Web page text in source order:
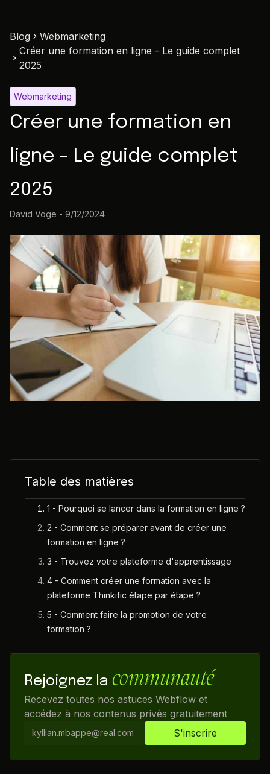
Webmarketing
Créer une formation en
ligne - Le guide complet
2025
David Voge - 9/12/2024
Blog
Webmarketing
Créer une formation en ligne - Le guide complet
2025
Table des matières
1 - Pourquoi se lancer dans la formation en ligne ?
2 - Comment se préparer avant de créer une
formation en ligne ?
3 - Trouvez votre plateforme d'apprentissage
4 - Comment créer une formation avec la
plateforme Thinkific étape par étape ?
5 - Comment faire la promotion de votre
formation ?
Rejoignez la communauté
Recevez toutes nos astuces Webflow et
accédez à nos contenus privés gratuitement